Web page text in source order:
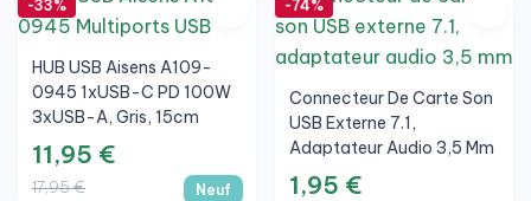
-33%
HUB USB Aisens A109-
0945 1xUSB-C PD 100W
3xUSB-A, Gris, 15cm
11,95 €
17,95 € Neuf
-74%
Connecteur De Carte Son
USB Externe 7.1,
Adaptateur Audio 3,5 Mm
1,95 €